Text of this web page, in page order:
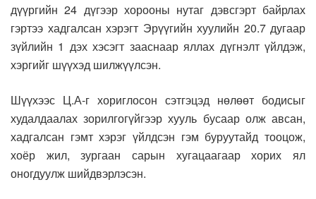
дүүргийн 24 дүгээр хорооны нутаг дэвсгэрт байрлах
гэртээ хадгалсан хэрэгт Эрүүгийн хуулийн 20.7 дугаар
зүйлийн 1 дэх хэсэгт зааснаар яллах дүгнэлт үйлдэж,
хэргийг шүүхэд шилжүүлсэн.
Шүүхээс Ц.А-г хориглосон сэтгэцэд нөлөөт бодисыг
худалдаалах зорилгогүйгээр хууль бусаар олж авсан,
хадгалсан гэмт хэрэг үйлдсэн гэм буруутайд тооцож,
хоёр жил, зургаан сарын хугацаагаар хорих ял
оногдуулж шийдвэрлэсэн.